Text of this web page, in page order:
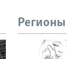
Регионы